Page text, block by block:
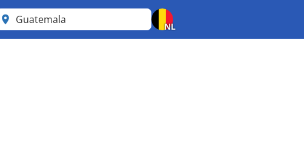
Guatemala
NL